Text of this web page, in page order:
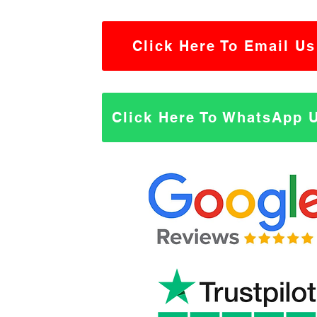
Click Here To Email Us
Click Here To WhatsApp